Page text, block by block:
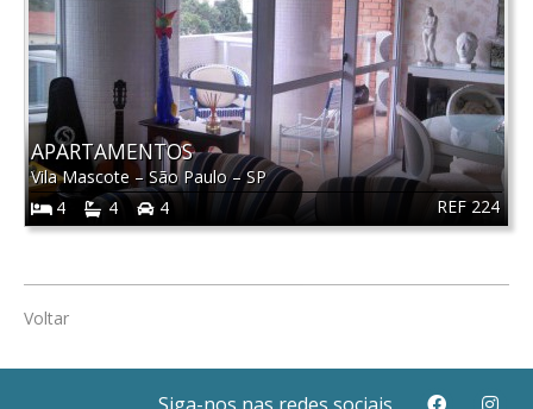
REF 224
APARTAMENTOS
Vila Mascote –São Paulo–SP
4
4 4
Voltar